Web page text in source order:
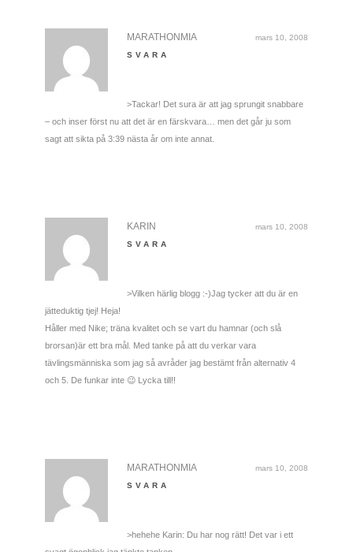
mars 10, 2008
MARATHONMIA
SVARA
>Tackar! Det sura är att jag sprungit snabbare
– och inser först nu att det är en färskvara… men det går ju som
sagt att sikta på 3:39 nästa år om inte annat.
mars 10, 2008
KARIN
SVARA
>Vilken härlig blogg :-)Jag tycker att du är en
jätteduktig tjej! Heja!
Håller med Nike; träna kvalitet och se vart du hamnar (och slå
brorsan)är ett bra mål. Med tanke på att du verkar vara
tävlingsmänniska som jag så avråder jag bestämt från alternativ 4
och 5. De funkar inte 😉 Lycka till!!
mars 10, 2008
MARATHONMIA
SVARA
>hehehe Karin: Du har nog rätt! Det var i ett